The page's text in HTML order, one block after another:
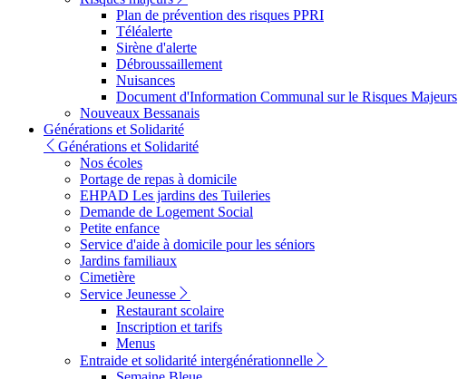
Plan de prévention des risques PPRI
Téléalerte
Sirène d'alerte
Débroussaillement
Nuisances
Document d'Information Communal sur le Risques Majeurs
Nouveaux Bessanais
Générations et Solidarité
Générations et Solidarité
Nos écoles
Portage de repas à domicile
EHPAD Les jardins des Tuileries
Demande de Logement Social
Petite enfance
Service d'aide à domicile pour les séniors
Jardins familiaux
Cimetière
Service Jeunesse
Restaurant scolaire
Inscription et tarifs
Menus
Entraide et solidarité intergénérationnelle